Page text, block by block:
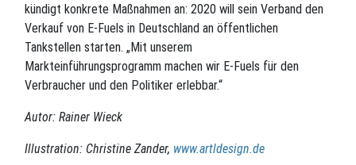
kündigt konkrete Maßnahmen an: 2020 will sein Verband den
Verkauf von E-Fuels in Deutschland an öffentlichen
Tankstellen starten. „Mit unserem
Markteinführungsprogramm machen wir E-Fuels für den
Verbraucher und den Politiker erlebbar.“
Autor: Rainer Wieck
Illustration: Christine Zander, www.artldesign.de